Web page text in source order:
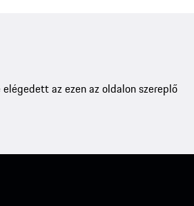
elégedett az ezen az oldalon szereplő